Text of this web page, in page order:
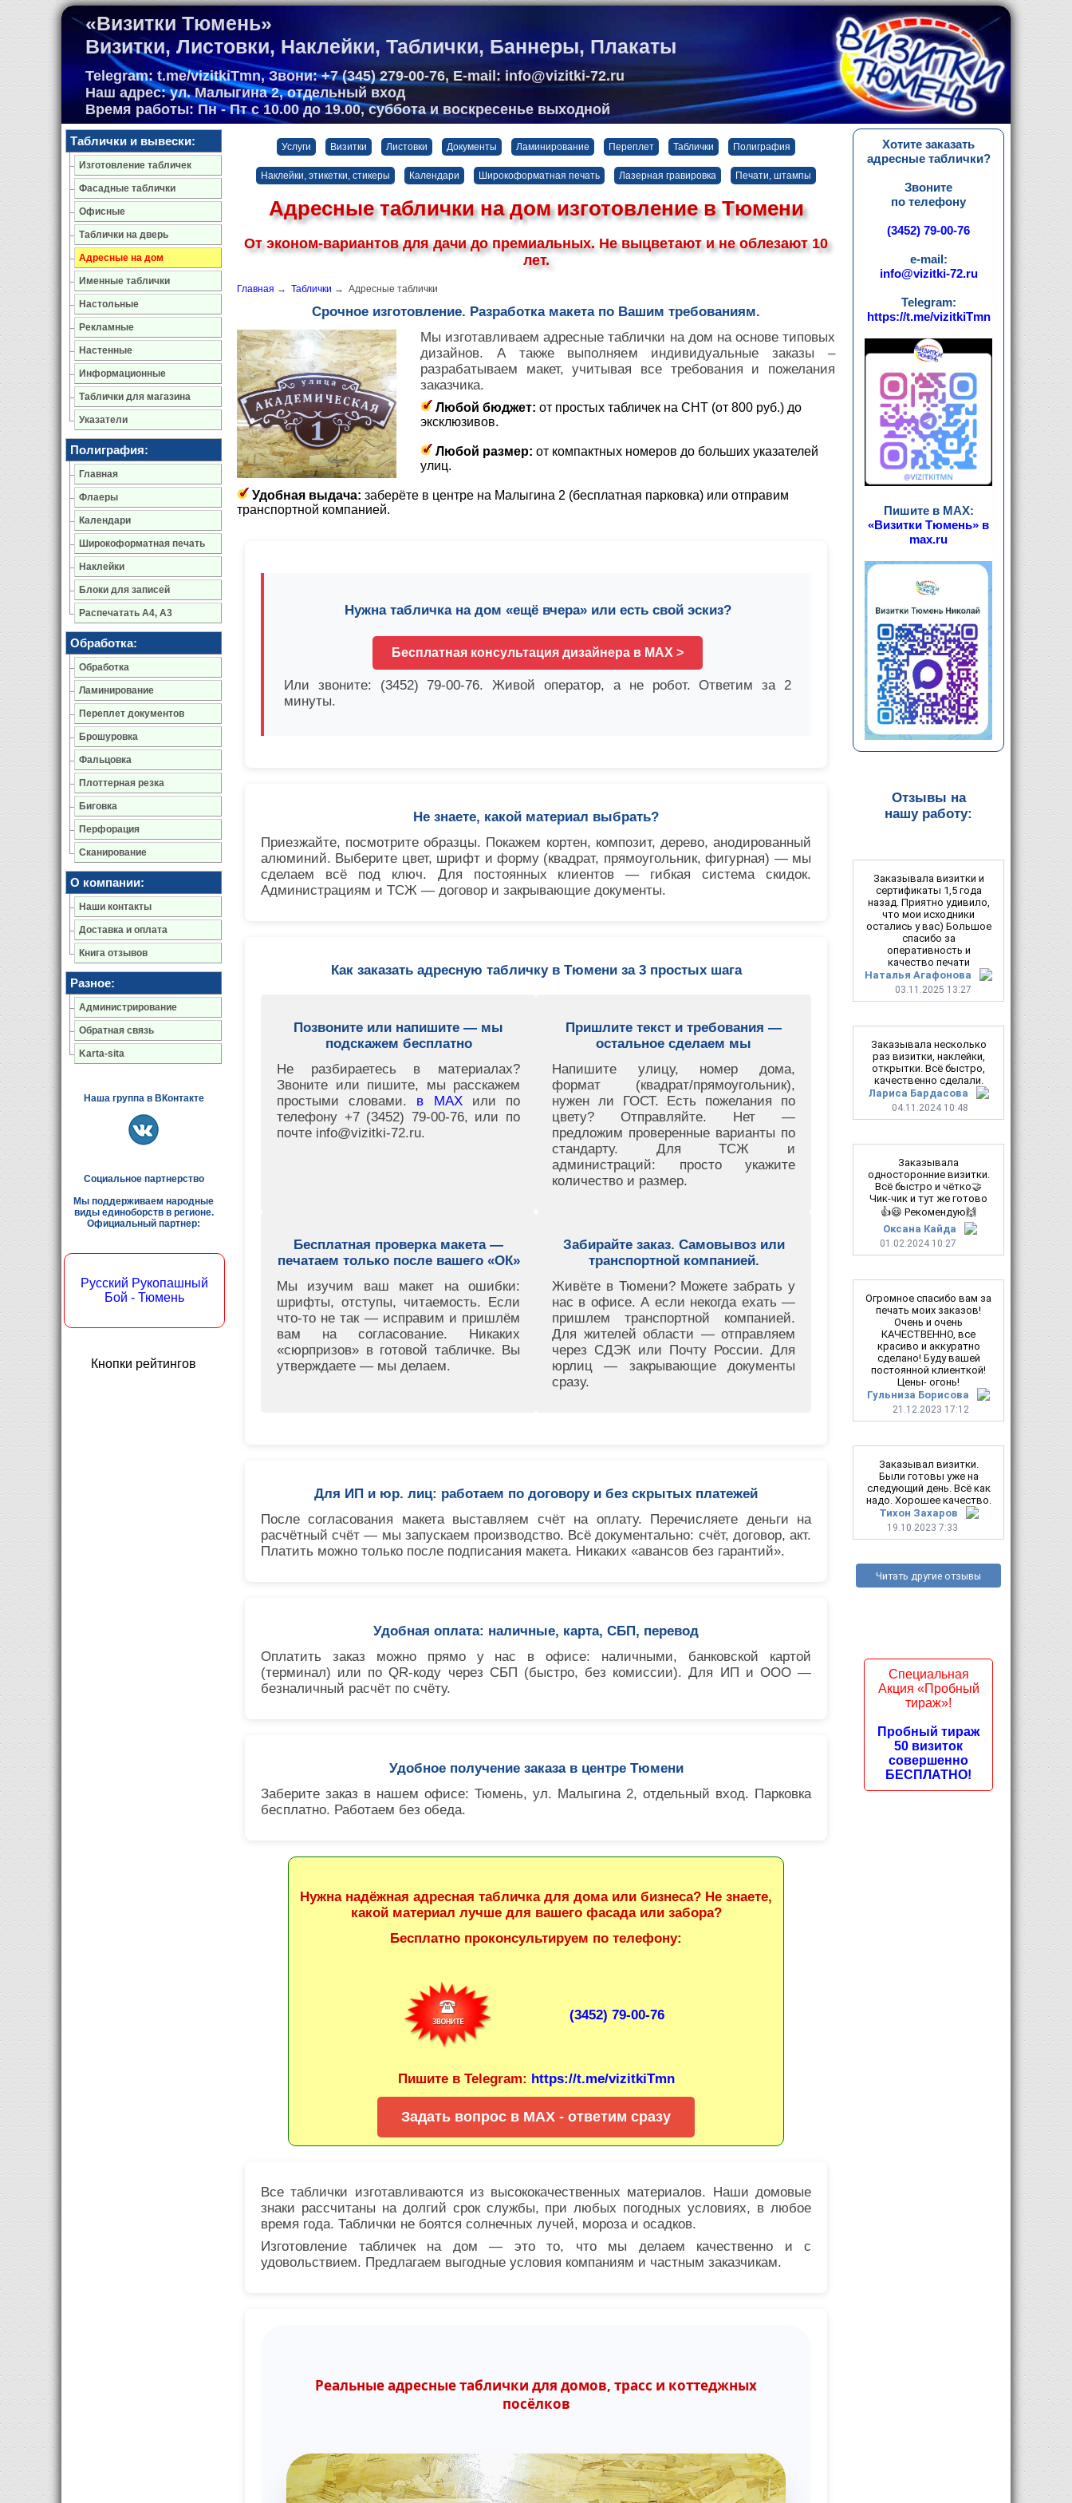
«Визитки Тюмень»
Визитки, Листовки, Наклейки, Таблички, Баннеры, Плакаты
Telegram: t.me/vizitkiTmn, Звони: +7 (345) 279-00-76, E-mail: info@vizitki-72.ru
Наш адрес: ул. Малыгина 2, отдельный вход
Время работы: Пн - Пт с 10.00 до 19.00, суббота и воскресенье выходной
Услуги Визитки Листовки Документы Ламинирование Переплет Таблички Полиграфия
Наклейки, этикетки, стикеры Календари Широкоформатная печать Лазерная гравировка Печати, штампы
Адресные таблички на дом изготовление в Тюмени
От эконом-вариантов для дачи до премиальных. Не выцветают и не облезают 10
лет.
Главная → Таблички → Адресные таблички
Срочное изготовление. Разработка макета по Вашим требованиям.
Мы изготавливаем адресные таблички на дом на основе типовых
дизайнов. А также выполняем индивидуальные заказы –
разрабатываем макет, учитывая все требования и пожелания
заказчика.
Любой бюджет: от простых табличек на СНТ (от 800 руб.) до
эксклюзивов.
Любой размер: от компактных номеров до больших указателей
улиц.
Удобная выдача: заберёте в центре на Малыгина 2 (бесплатная парковка) или отправим
транспортной компанией.
Нужна табличка на дом «ещё вчера» или есть свой эскиз?
Бесплатная консультация дизайнера в MAX >
Или звоните: (3452) 79-00-76. Живой оператор, а не робот. Ответим за 2
минуты.
Не знаете, какой материал выбрать?
Приезжайте, посмотрите образцы. Покажем кортен, композит, дерево, анодированный
алюминий. Выберите цвет, шрифт и форму (квадрат, прямоугольник, фигурная) — мы
сделаем всё под ключ. Для постоянных клиентов — гибкая система скидок.
Администрациям и ТСЖ — договор и закрывающие документы.
Как заказать адресную табличку в Тюмени за 3 простых шага
Позвоните или напишите — мы
подскажем бесплатно
Не разбираетесь в материалах?
Звоните или пишите, мы расскажем
простыми словами. в MAXили по
телефону +7 (3452) 79-00-76, или по
почте info@vizitki-72.ru.
Пришлите текст и требования —
остальное сделаем мы
Напишите улицу, номер дома,
формат (квадрат/прямоугольник),
нужен ли ГОСТ. Есть пожелания по
цвету? Отправляйте. Нет —
предложим проверенные варианты по
стандарту. Для ТСЖ и
администраций: просто укажите
количество и размер.
Бесплатная проверка макета —
печатаем только после вашего «ОК»
Мы изучим ваш макет на ошибки:
шрифты, отступы, читаемость. Если
что-то не так — исправим и пришлём
вам на согласование. Никаких
«сюрпризов» в готовой табличке. Вы
утверждаете — мы делаем.
Забирайте заказ. Самовывоз или
транспортной компанией.
Живёте в Тюмени? Можете забрать у
нас в офисе. А если некогда ехать —
пришлем транспортной компанией.
Для жителей области — отправляем
через СДЭК или Почту России. Для
юрлиц — закрывающие документы
сразу.
Для ИП и юр. лиц: работаем по договору и без скрытых платежей
После согласования макета выставляем счёт на оплату. Перечисляете деньги на
расчётный счёт — мы запускаем производство. Всё документально: счёт, договор, акт.
Платить можно только после подписания макета. Никаких «авансов без гарантий».
Удобная оплата: наличные, карта, СБП, перевод
Оплатить заказ можно прямо у нас в офисе: наличными, банковской картой
(терминал) или по QR-коду через СБП (быстро, без комиссии). Для ИП и ООО —
безналичный расчёт по счёту.
Удобное получение заказа в центре Тюмени
Заберите заказ в нашем офисе: Тюмень, ул. Малыгина 2, отдельный вход. Парковка
бесплатно. Работаем без обеда.
Нужна надёжная адресная табличка для дома или бизнеса? Не знаете,
какой материал лучше для вашего фасада или забора?
Бесплатно проконсультируем по телефону:
(3452) 79-00-76
Пишите в Telegram: https://t.me/vizitkiTmn
Задать вопрос в MAX - ответим сразу
Все таблички изготавливаются из высококачественных материалов. Наши домовые
знаки рассчитаны на долгий срок службы, при любых погодных условиях, в любое
время года. Таблички не боятся солнечных лучей, мороза и осадков.
Изготовление табличек на дом — это то, что мы делаем качественно и с
удовольствием. Предлагаем выгодные условия компаниям и частным заказчикам.
Реальные адресные таблички для домов, трасс и коттеджных
посёлков
Таблички и вывески:
Изготовление табличек
Фасадные таблички
Офисные
Таблички на дверь
Адресные на дом
Именные таблички
Настольные
Рекламные
Настенные
Информационные
Таблички для магазина
Указатели
Полиграфия:
Главная
Флаеры
Календари
Широкоформатная печать
Наклейки
Блоки для записей
Распечатать А4, А3
Обработка:
Обработка
Ламинирование
Переплет документов
Брошуровка
Фальцовка
Плоттерная резка
Биговка
Перфорация
Сканирование
О компании:
Наши контакты
Доставка и оплата
Книга отзывов
Разное:
Администрирование
Обратная связь
Karta-sita
Наша группа в ВКонтакте
Социальное партнерство
Мы поддерживаем народные
виды единоборств в регионе.
Официальный партнер:
Русский Рукопашный
Бой - Тюмень
Кнопки рейтингов
Хотите заказать
адресные таблички?
Звоните
по телефону
(3452) 79-00-76
e-mail:
info@vizitki-72.ru
Telegram:
https://t.me/vizitkiTmn
Пишите в MAX:
«Визитки Тюмень» в
max.ru
Отзывы на
нашу работу:
Наталья Агафонова
03.11.2025 13:27
Заказывала визитки и
сертификаты 1,5 года
назад. Приятно удивило,
что мои исходники
остались у вас) Большое
спасибо за
оперативность и
качество печати
Лариса Бардасова
04.11.2024 10:48
Заказывала несколько
раз визитки, наклейки,
открытки. Всё быстро,
качественно сделали.
Оксана Кайда
01.02.2024 10:27
Заказывала
односторонние визитки.
Всё быстро и чётко🤝
Чик-чик и тут же готово
👍😃 Рекомендую🙌
Гульниза Борисова
21.12.2023 17:12
Огромное спасибо вам за
печать моих заказов!
Очень и очень
КАЧЕСТВЕННО, все
красиво и аккуратно
сделано! Буду вашей
постоянной клиенткой!
Цены- огонь!
Тихон Захаров
19.10.2023 7:33
Заказывал визитки.
Были готовы уже на
следующий день. Всё как
надо. Хорошее качество.
Читать другие отзывы
Специальная
Акция «Пробный
тираж»!
Пробный тираж
50 визиток
совершенно
БЕСПЛАТНО!